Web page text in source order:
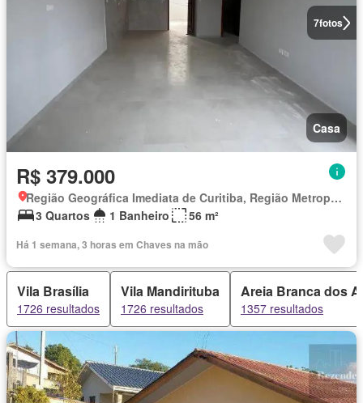
7fotos
Casa
R$ 379.000
Região Geográfica Imediata de Curitiba, Região Metropolitana de Curitiba
3 Quartos
1 Banheiro 56 m²
Há 1 semana, 3 horas em Chaves na mão
Vila Brasília
1726 resultados
Vila Mandirituba
1726 resultados
Areia Branca dos
1357 resultados